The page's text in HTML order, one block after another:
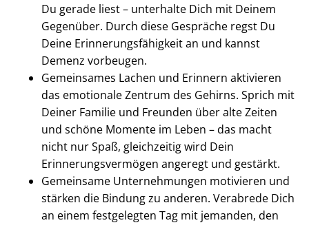
Du gerade liest – unterhalte Dich mit Deinem
Gegenüber. Durch diese Gespräche regst Du
Deine Erinnerungsfähigkeit an und kannst
Demenz vorbeugen.
Gemeinsames Lachen und Erinnern aktivieren
das emotionale Zentrum des Gehirns. Sprich mit
Deiner Familie und Freunden über alte Zeiten
und schöne Momente im Leben – das macht
nicht nur Spaß, gleichzeitig wird Dein
Erinnerungsvermögen angeregt und gestärkt.
Gemeinsame Unternehmungen motivieren und
stärken die Bindung zu anderen. Verabrede Dich
an einem festgelegten Tag mit jemanden, den